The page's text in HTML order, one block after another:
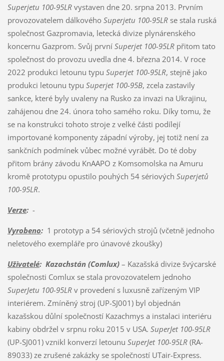
Superjetu 100-95LRvystaven dne 20. srpna 2013. Prvním
provozovatelem dálkového Superjetu 100-95LRse stala ruská
společnost Gazpromavia, letecká divize plynárenského
koncernu Gazprom. Svůj první Superjet 100-95LRpřitom tato
společnost do provozu uvedla dne 4. března 2014. V roce
2022 produkci letounu typu Superjet 100-95LR, stejně jako
produkci letounu typu Superjet 100-95B, zcela zastavily
sankce, které byly uvaleny na Rusko za invazi na Ukrajinu,
zahájenou dne 24. února toho samého roku. Díky tomu, že
se na konstrukci tohoto stroje z velké části podílejí
importované komponenty západní výroby, jej totiž není za
sankčních podmínek vůbec možné vyrábět. Do té doby
přitom brány závodu KnAAPO z Komsomolska na Amuru
kromě prototypu opustilo pouhých 54 sériových Superjetů
100-95LR.
Verze:-
Vyrobeno:1 prototyp a 54 sériových strojů (včetně jednoho
neletového exempláře pro únavové zkoušky)
Uživatelé: Kazachstán (Comlux) – Kazašská divize švýcarské
společnosti Comlux se stala provozovatelem jednoho
SuperJetu 100-95LRv provedení s luxusně zařízeným VIP
interiérem. Zmíněný stroj (UP-SJ001) byl objednán
kazašskou důlní společností Kazachmys a instalaci interiéru
kabiny obdržel v srpnu roku 2015 v USA. SuperJet 100-95LR
(UP-SJ001) vznikl konverzí letounu SuperJet 100-95LR(RA-
89033) ze zrušené zakázky se společností UTair-Express.